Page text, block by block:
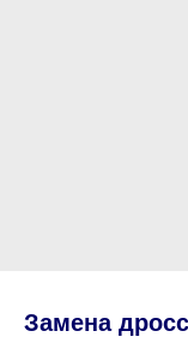
Замена